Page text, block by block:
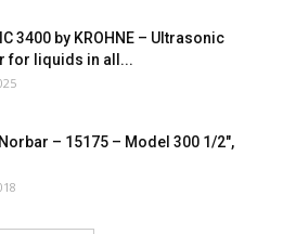
3400 by KROHNE – Ultrasonic
for liquids in all...
– 15175 – Model 300 1/2″,